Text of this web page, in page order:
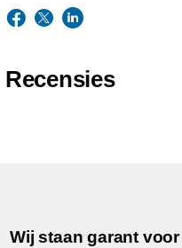
Recensies
Wij staan garant